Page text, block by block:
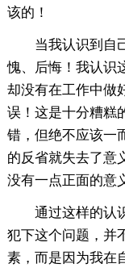
该的！
当我认识到自
愧、后悔！我认识
却没有在工作中做
误！这是十分糟糕
错，但绝不应该一
的反省就失去了意
没有一点正面的意
通过这样的认
犯下这个问题，并
素，而是因为我在